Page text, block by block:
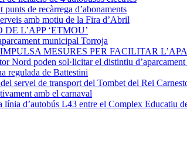
de recàrrega d’abonaments
amb motiu de la Fira d’Abril
L’APP ‘ETMOU’
municipal Torroja
MESURES PER FACILITAR
Nord poden sol·licitar el distintiu
regulada de Battestini
servei de transport del Tombet del Rei
amb el carnaval
línia d’autobús L43 entre el Complex Educatiu